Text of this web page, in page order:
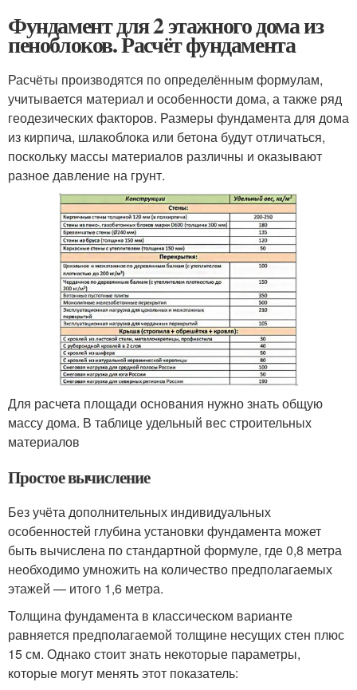
Фундамент для 2 этажного дома из
пеноблоков. Расчёт фундамента
Расчёты производятся по определённым формулам,
учитывается материал и особенности дома, а также ряд
геодезических факторов. Размеры фундамента для дома
из кирпича, шлакоблока или бетона будут отличаться,
поскольку массы материалов различны и оказывают
разное давление на грунт.
Для расчета площади основания нужно знать общую
массу дома. В таблице удельный вес строительных
материалов
Простое вычисление
Без учёта дополнительных индивидуальных
особенностей глубина установки фундамента может
быть вычислена по стандартной формуле, где 0,8 метра
необходимо умножить на количество предполагаемых
этажей — итого 1,6 метра.
Толщина фундамента в классическом варианте
равняется предполагаемой толщине несущих стен плюс
15 см. Однако стоит знать некоторые параметры,
которые могут менять этот показатель: